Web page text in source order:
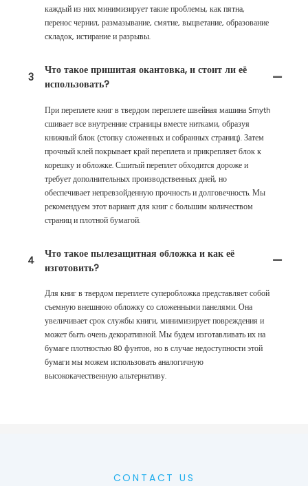
каждый из них минимизирует такие проблемы, как пятна,
перенос чернил, размазывание, смятие, выцветание, образование
складок, истирание и разрывы.
3
Что такое пришитая окантовка, и стоит ли её
использовать?
При переплете книг в твердом переплете швейная машина Smyth
сшивает все внутренние страницы вместе нитками, образуя
книжный блок (стопку сложенных и собранных страниц). Затем
прочный клей покрывает край переплета и прикрепляет блок к
корешку и обложке. Сшитый переплет обходится дороже и
требует дополнительных производственных дней, но
обеспечивает непревзойденную прочность и долговечность. Мы
рекомендуем этот вариант для книг с большим количеством
страниц и плотной бумагой.
4
Что такое пылезащитная обложка и как её
изготовить?
Для книг в твердом переплете суперобложка представляет собой
съемную внешнюю обложку со сложенными панелями. Она
увеличивает срок службы книги, минимизирует повреждения и
может быть очень декоративной. Мы будем изготавливать их на
бумаге плотностью 80 фунтов, но в случае недоступности этой
бумаги мы можем использовать аналогичную
высококачественную альтернативу.
CONTACT US